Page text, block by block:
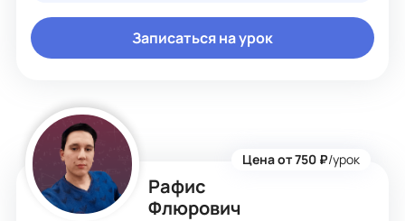
• Проводила онлайн-консультации и техподдержку
студентов и коллег
• Систематизировала обращения, искала решения,
документировала процессы
Мои учащиеся являются победителями на всех этапах
Республиканской олимпиады по программированию,
конференций научно-исследовательских работ,
международного конкурса научно-технических работ
школьников «Старт в Науку» МФТИ.
Записаться на урок
Рафис
Флюрович
Цена от 750 ₽/урок